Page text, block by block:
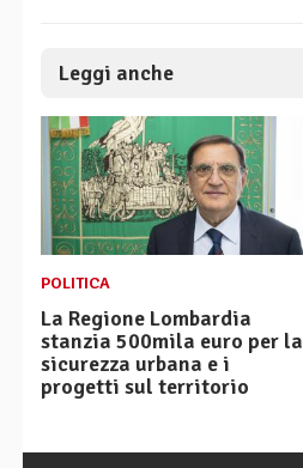
Leggi anche
POLITICA
La Regione Lombardia
stanzia 500mila euro per la
sicurezza urbana e i
progetti sul territorio